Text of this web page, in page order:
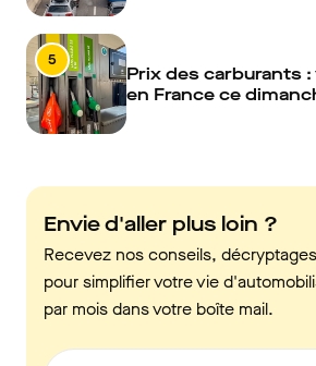
5
Prix des carburants
en France ce
Envie d'aller plus loin ?
Recevez nos conseils,
pour simplifier votre vie
par mois dans votre boîte mail.